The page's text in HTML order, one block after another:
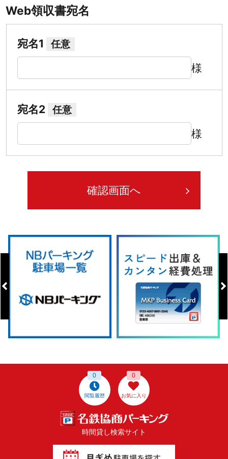
Web領収書宛名
宛名1 任意
様
宛名2 任意
様
閲覧履歴
0
お気に入り
0
時間貸し検索サイト